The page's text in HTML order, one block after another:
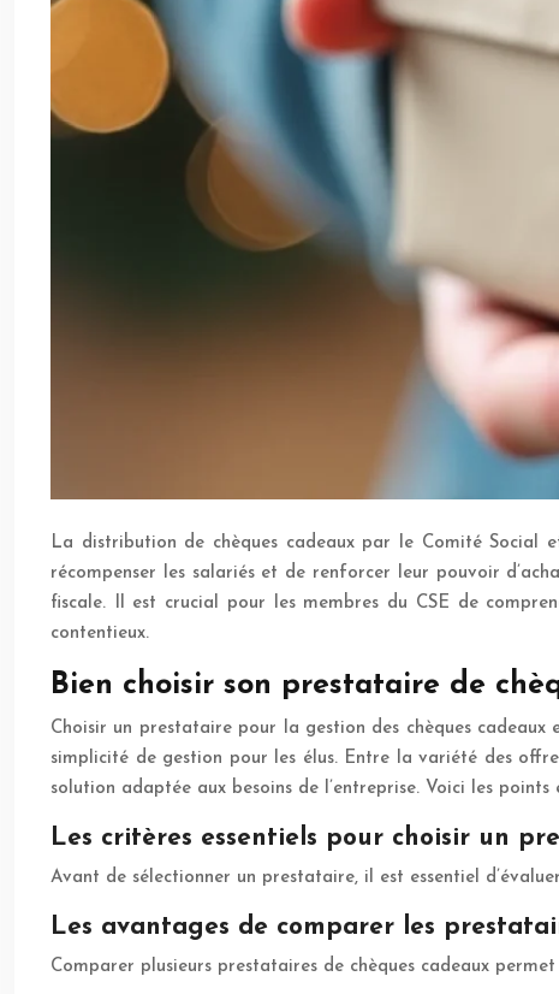
La distribution de chèques cadeaux par le Comité Social
récompenser les salariés et de renforcer leur pouvoir
fiscale. Il est crucial pour les membres du CSE de
contentieux.
Bien choisir son prestataire de
Choisir un prestataire pour la gestion des chèques
simplicité de gestion pour les élus. Entre la variété des
solution adaptée aux besoins de l’entreprise. Voici les
Les critères essentiels pour choisir un
Avant de sélectionner un prestataire, il est essentiel
Les avantages de comparer les
Comparer plusieurs prestataires de chèques cadeaux